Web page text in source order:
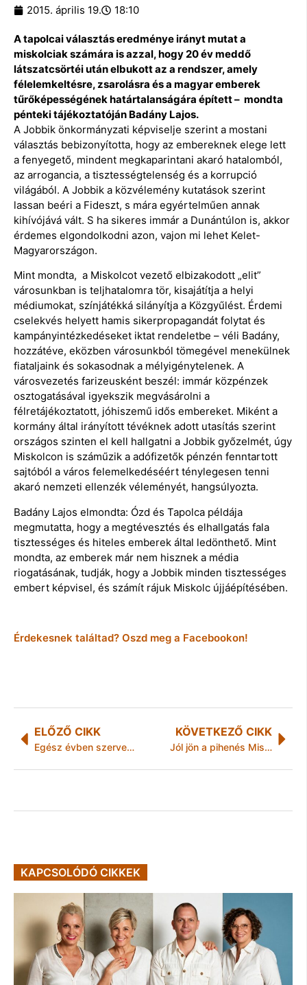
2015. április 19. 18:10
A tapolcai választás eredménye irányt mutat a
miskolciak számára is azzal, hogy 20 év meddő
látszatcsörtéi után elbukott az a rendszer, amely
félelemkeltésre, zsarolásra és a magyar emberek
tűrőképességének határtalanságára épített – mondta
pénteki tájékoztatóján Badány Lajos.
A Jobbik önkormányzati képviselje szerint a mostani
választás bebizonyította, hogy az embereknek elege lett
a fenyegető, mindent megkaparintani akaró hatalomból,
az arrogancia, a tisztességtelenség és a korrupció
világából. A Jobbik a közvélemény kutatások szerint
lassan beéri a Fideszt, s mára egyértelműen annak
kihívójává vált. S ha sikeres immár a Dunántúlon is, akkor
érdemes elgondolkodni azon, vajon mi lehet Kelet-
Magyarországon.
Mint mondta, a Miskolcot vezető elbizakodott „elit”
városunkban is teljhatalomra tör, kisajátítja a helyi
médiumokat, színjátékká silányítja a Közgyűlést. Érdemi
cselekvés helyett hamis sikerpropagandát folytat és
kampányintézkedéseket iktat rendeletbe – véli Badány,
hozzátéve, eközben városunkból tömegével menekülnek
fiataljaink és sokasodnak a mélyigénytelenek. A
városvezetés farizeusként beszél: immár közpénzek
osztogatásával igyekszik megvásárolni a
félretájékoztatott, jóhiszemű idős embereket. Miként a
kormány által irányított tévéknek adott utasítás szerint
országos szinten el kell hallgatni a Jobbik győzelmét, úgy
Miskolcon is száműzik a adófizetők pénzén fenntartott
sajtóból a város felemelkedéséért ténylegesen tenni
akaró nemzeti ellenzék véleményét, hangsúlyozta.
Badány Lajos elmondta: Ózd és Tapolca példája
megmutatta, hogy a megtévesztés és elhallgatás fala
tisztességes és hiteles emberek által ledönthető. Mint
mondta, az emberek már nem hisznek a média
riogatásának, tudják, hogy a Jobbik minden tisztességes
embert képvisel, és számít rájuk Miskolc újjáépítésében.
Érdekesnek találtad? Oszd meg a Facebookon!
ELŐZŐ CIKK
Egész évben szervezett utak Csíksomlyóra
KÖVETKEZŐ CIKK
Jól jön a pihenés Miskolc előtt
KAPCSOLÓDÓ CIKKEK